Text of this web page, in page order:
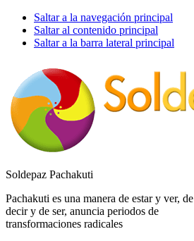
Saltar a la navegación principal
Saltar al contenido principal
Saltar a la barra lateral principal
Soldepaz Pachakuti
Pachakuti es una manera de estar y ver, de
decir y de ser, anuncia periodos de
transformaciones radicales